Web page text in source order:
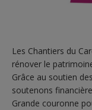
Les Chantiers du
rénover le
Grâce au soutien
soutenons
Grande couronne